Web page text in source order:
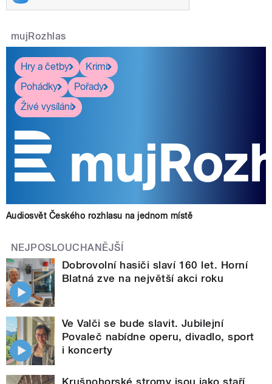
mujRozhlas
Hry a četby
Krimi
Pohádky
Pořady
Živé vysílání
Audiosvět Českého rozhlasu na jednom místě
NEJPOSLOUCHANĚJŠÍ
Dobrovolní hasiči slaví 160 let. Horní
Blatná zve na největší akci roku
Ve Valči se bude slavit. Jubilejní
Povaleč nabídne operu, divadlo, sport
i koncerty
Krušnohorské stromy jsou jako staří